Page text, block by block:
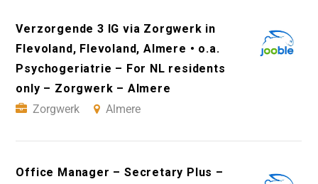
Verzorgende 3 IG via Zorgwerk in
Flevoland, Flevoland, Almere • o.a.
Psychogeriatrie – For NL residents
only – Zorgwerk – Almere
Zorgwerk
Almere
Office Manager – Secretary Plus –